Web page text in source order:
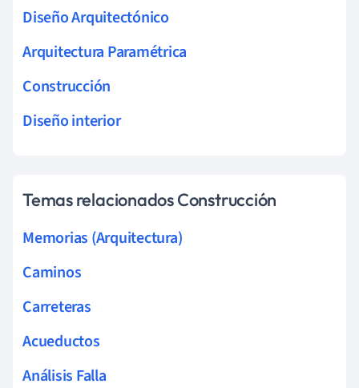
Diseño Arquitectónico
Arquitectura Paramétrica
Construcción
Diseño interior
Temas relacionados Construcción
Memorias (Arquitectura)
Caminos
Carreteras
Acueductos
Análisis Falla